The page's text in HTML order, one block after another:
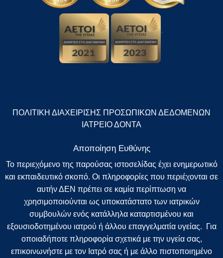
"
ΠΟΛΙΤΙΚΗ ΔΙΑΧΕΙΡΙΣΗΣ ΠΡΟΣΩΠΙΚΩΝ ΔΕΔΟΜΕΝΩΝ
ΙΑΤΡΕΙΟ ΔΟΝΤΑ
Αποποίηση Ευθύνης
Το περιεχόμενο της παρούσας ιστοσελίδας έχει ενημερωτικό
και εκπαιδευτικό σκοπό. Οι πληροφορίες που περιέχονται σε
αυτήν ΔΕΝ πρέπει σε καμία περίπτωση να
χρησιμοποιούνται ως υποκατάστατο των ιατρικών
συμβουλών ενός κατάλληλα καταρτισμένου και
εξουσιοδοτημένου ιατρού ή άλλου επαγγελματία υγείας. Για
οποιαδήποτε πληροφορία σχετικά με την υγεία σας,
επικοινωνήστε με τον Ιατρό σας ή με άλλο πιστοποιημένο